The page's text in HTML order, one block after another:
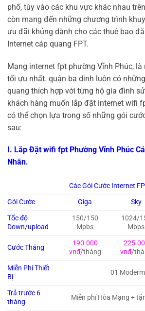
phố, tùy vào các khu vực khác nhau
còn mang đến những chương trình
ưu đãi khủng dành cho các thuê bao
Internet cáp quang FPT.
Mạng internet fpt phường Vĩnh Phúc,
tối ưu nhất. quận ba dinh luôn có
quang thích hợp với từng hộ gia đình
khách hàng muốn lắp đặt internet wifi
có thể chọn lựa trong số những gói
sau:
I. Lắp Đặt wifi fpt Phường Vĩnh Phúc
Nhân.
Các Gói Cước Internet
Gói Cước
Giga Sky
Tốc độ
Down/upload
150/150
Mpbs
1024/
Mbps
Cước Tháng
190.000
vnđ/tháng
vnđ/
Miễn Phí Thiết
Bị
01
Trả trước 6
tháng
Miễn phí Hòa Mạng +